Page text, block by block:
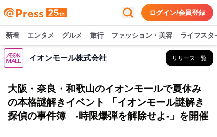
ログイン/会員登録
新着 エンタメ グルメ 旅行 ファッション・美容 ライフスタ
イオンモール株式会社 リリース一覧
大阪・奈良・和歌山のイオンモールで夏休み
の本格謎解きイベント 「イオンモール謎解き
探偵の事件簿 -時限爆弾を解除せよ-」を開催